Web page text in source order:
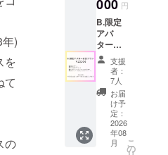
)
を
て
の
欄に掲
載を希
望され
るお名
前をご
記入く
ださい
期未定･
1年以
内)
000 円
B.限定
アバ
ター衣
装プラ
ン ■限
定紙チ
ケット
※記念品
紙チ
ケット
後日郵
送させ
支援
者：
7人
お届
け予
定：
2026
年08
月
こ
の